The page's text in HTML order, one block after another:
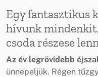
Egy fantasztikus
hívunk
csoda részese
Az év legrövidebb
ünnepeljük. Régen